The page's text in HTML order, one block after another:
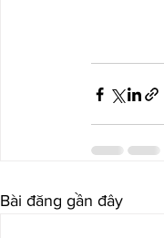
Bài đăng gần đây